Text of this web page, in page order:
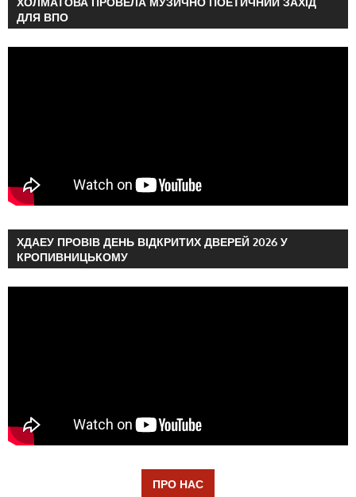
ДЛЯ ВПО
ХДАЕУ ПРОВІВ ДЕНЬ ВІДКРИТИХ ДВЕРЕЙ 2026 У
КРОПИВНИЦЬКОМУ
ПРО НАС